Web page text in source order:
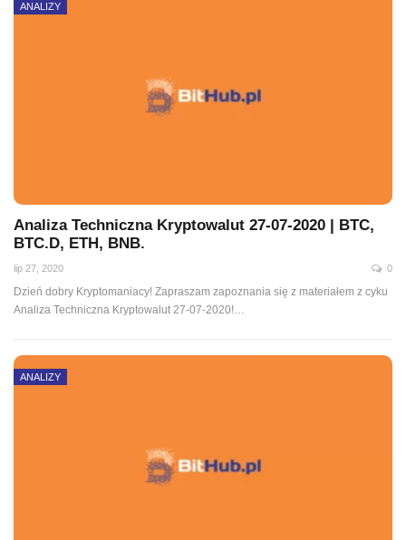
ANALIZY
Analiza Techniczna Kryptowalut 27-07-2020 | BTC,
BTC.D, ETH, BNB.
lip 27, 2020 0
Dzień dobry Kryptomaniacy! Zapraszam zapoznania się z materiałem z cyku
Analiza Techniczna Kryptowalut 27-07-2020!
ANALIZY